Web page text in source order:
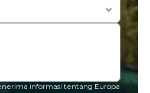
informasi tentang Europa